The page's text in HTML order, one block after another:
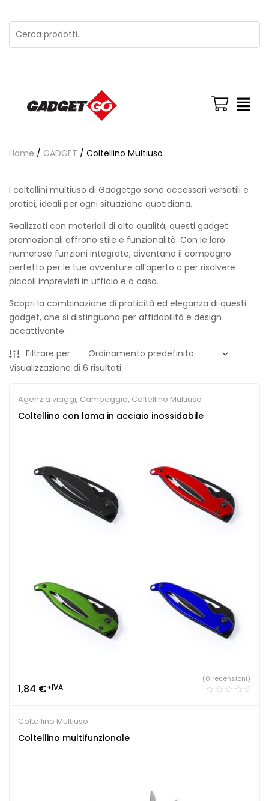
Home / GADGET / Coltellino Multiuso
I coltellini multiuso di Gadgetgo sono accessori versatili e
pratici, ideali per ogni situazione quotidiana.
Realizzati con materiali di alta qualità, questi gadget
promozionali offrono stile e funzionalità. Con le loro
numerose funzioni integrate, diventano il compagno
perfetto per le tue avventure all’aperto o per risolvere
piccoli imprevisti in ufficio e a casa.
Scopri la combinazione di praticità ed eleganza di questi
gadget, che si distinguono per affidabilità e design
accattivante.
Filtrare per
Visualizzazione di 6 risultati
Agenzia viaggi, Campeggio, Coltellino Multiuso
Coltellino con lama in acciaio inossidabile
1,84 €+IVA
(0 recensioni)
Coltellino Multiuso
Coltellino multifunzionale